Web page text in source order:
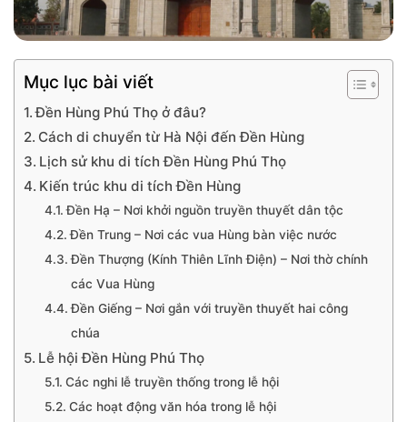
Mục lục bài viết
Đền Hùng Phú Thọ ở đâu?
Cách di chuyển từ Hà Nội đến Đền Hùng
Lịch sử khu di tích Đền Hùng Phú Thọ
Kiến trúc khu di tích Đền Hùng
Đền Hạ – Nơi khởi nguồn truyền thuyết dân tộc
Đền Trung – Nơi các vua Hùng bàn việc nước
Đền Thượng (Kính Thiên Lĩnh Điện) – Nơi thờ chính
các Vua Hùng
Đền Giếng – Nơi gắn với truyền thuyết hai công
chúa
Lễ hội Đền Hùng Phú Thọ
Các nghi lễ truyền thống trong lễ hội
Các hoạt động văn hóa trong lễ hội